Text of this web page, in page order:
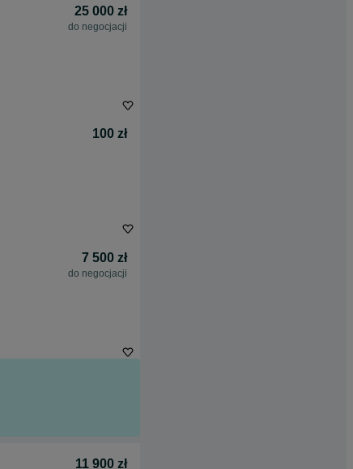
25 000 zł
do negocjacji
100 zł
7 500 zł
do negocjacji
11 900 zł